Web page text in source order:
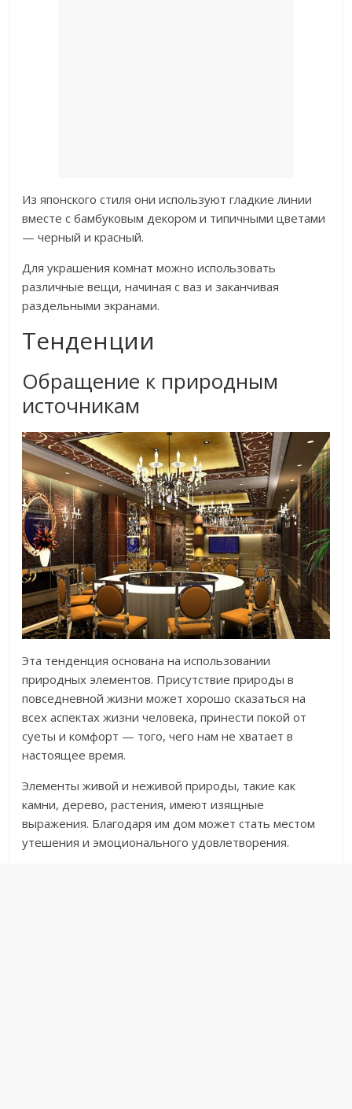
Из японского стиля они используют гладкие линии
вместе с бамбуковым декором и типичными цветами
— черный и красный.
Для украшения комнат можно использовать
различные вещи, начиная с ваз и заканчивая
раздельными экранами.
Тенденции
Обращение к природным
источникам
Эта тенденция основана на использовании
природных элементов. Присутствие природы в
повседневной жизни может хорошо сказаться на
всех аспектах жизни человека, принести покой от
суеты и комфорт — того, чего нам не хватает в
настоящее время.
Элементы живой и неживой природы, такие как
камни, дерево, растения, имеют изящные
выражения. Благодаря им дом может стать местом
утешения и эмоционального удовлетворения.